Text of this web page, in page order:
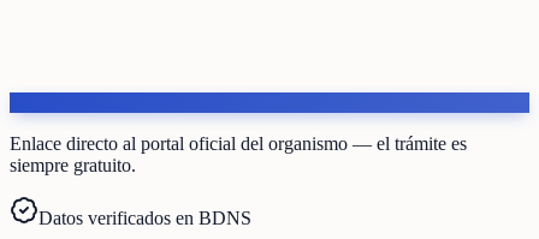
Enlace directo al portal oficial del organismo — el trámite es
siempre gratuito.
Datos verificados en BDNS